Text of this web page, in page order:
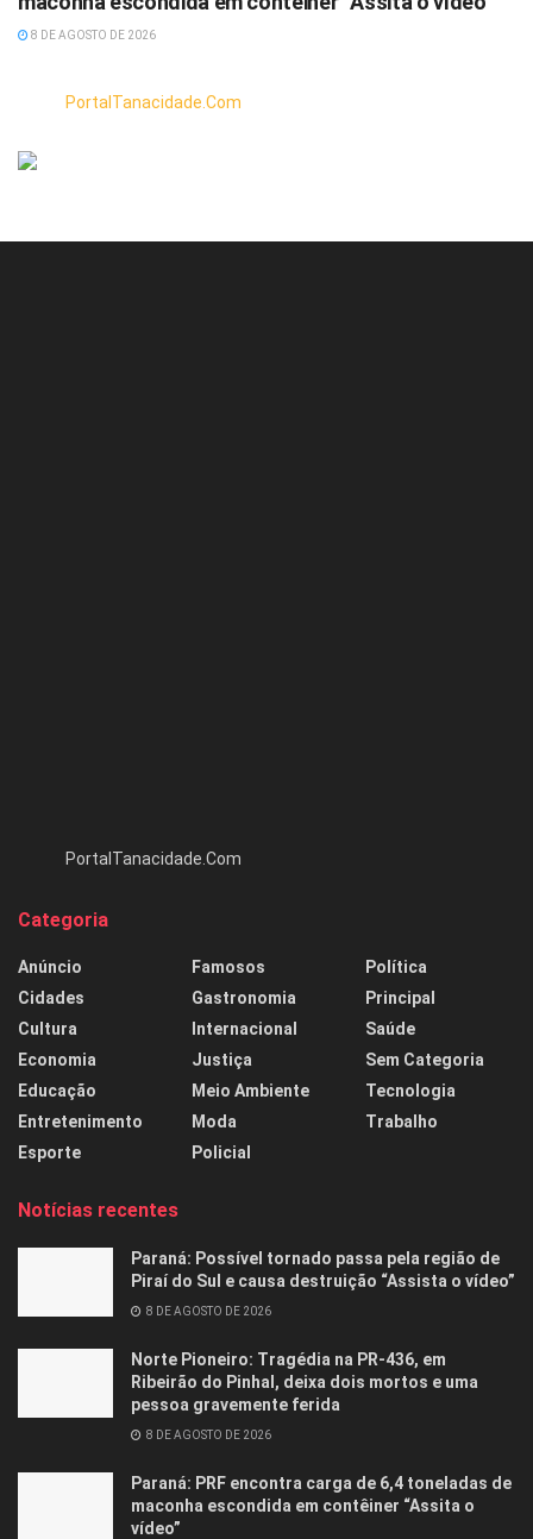
8 DE AGOSTO DE 2026
PortalTanacidade.Com
PortalTanacidade.Com
Categoria
Anúncio
Cidades
Cultura
Economia
Educação
Entretenimento
Esporte
Famosos
Gastronomia
Internacional
Justiça
Meio Ambiente
Moda
Policial
Política
Principal
Saúde
Sem Categoria
Tecnologia
Trabalho
Notícias recentes
Paraná: Possível tornado passa pela região de
Piraí do Sul e causa destruição “Assista o vídeo”
8 DE AGOSTO DE 2026
Norte Pioneiro: Tragédia na PR-436, em
Ribeirão do Pinhal, deixa dois mortos e uma
pessoa gravemente ferida
8 DE AGOSTO DE 2026
Paraná: PRF encontra carga de 6,4 toneladas de
maconha escondida em contêiner “Assita o
vídeo”